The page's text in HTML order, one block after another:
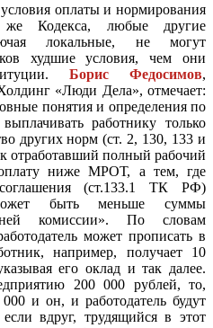
оплаты и нормирования
Кодекса, любые другие
локальные, не могут
худшие условия, чем они
Борис Федосимов,
«Люди Дела», отмечает:
понятия и определения по
работнику только
других норм (ст. 2, 130, 133 и
отработавший полный рабочий
ниже МРОТ, а тем, где
(ст.133.1 ТК РФ)
быть меньше суммы
комиссии». По словам
может прописать в
например, получает 10
его оклад и так далее.
200 000 рублей, то,
и он, и работодатель будут
вдруг, трудящийся в этот